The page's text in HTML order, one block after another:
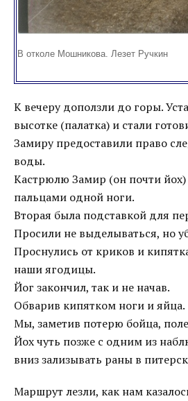
В отколе Мошникова. Лезет Ручкин
К вечеру доползли до горы.
высотке (палатка) и стали
Замиру предоставили право
воды.
Кастрюлю Замир (он почти йох)
пальцами одной ноги.
Вторая была подставкой для
Просили не выделываться, но
Проснулись от криков и
наши ягодицы.
Йог закончил, так и не начав.
Обварив кипятком ноги и яйца.
Мы, заметив потерю бойца,
Йох чуть позже с одним из
вниз зализывать раны в
Маршрут лезли, как нам